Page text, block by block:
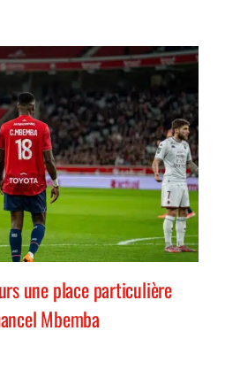
une place particulière
Mbemba